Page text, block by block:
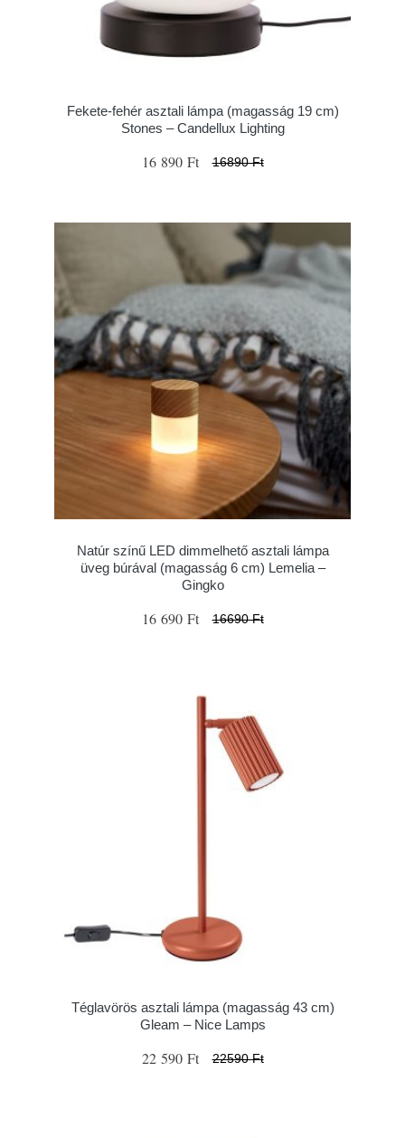
Fekete-fehér asztali lámpa (magasság 19 cm)
Stones – Candellux Lighting
16 890 Ft 16890 Ft
Natúr színű LED dimmelhető asztali lámpa
üveg búrával (magasság 6 cm) Lemelia –
Gingko
16 690 Ft 16690 Ft
Téglavörös asztali lámpa (magasság 43 cm)
Gleam – Nice Lamps
22 590 Ft 22590 Ft